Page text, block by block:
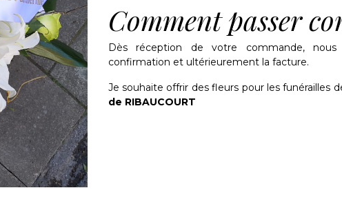
Comment passer
Dès réception de votre commande,
confirmation et ultérieurement la facture.
Je souhaite offrir des fleurs pour les funérailles
de RIBAUCOURT